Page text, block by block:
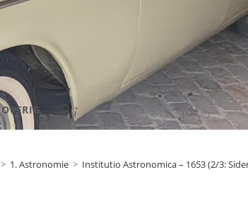
OVERIG TOGGLE
> 1. Astronomie > Institutio Astronomica – 1653 (2/3: